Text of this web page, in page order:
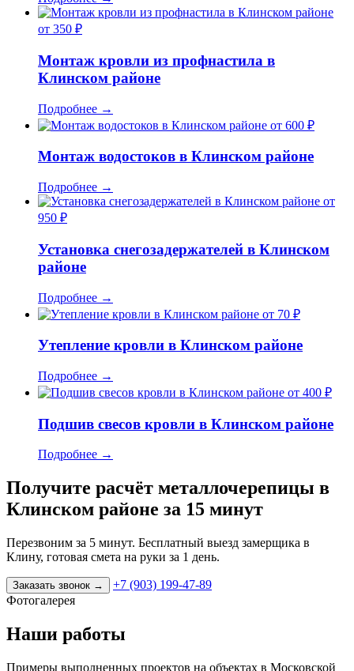
от 350 ₽
Монтаж кровли из профнастила в
Клинском районе
Подробнее →
от 600 ₽
Монтаж водостоков в Клинском районе
Подробнее →
от
950 ₽
Установка снегозадержателей в Клинском
районе
Подробнее →
от 70 ₽
Утепление кровли в Клинском районе
Подробнее →
от 400 ₽
Подшив свесов кровли в Клинском районе
Подробнее →
Получите расчёт металлочерепицы в
Клинском районе за 15 минут
Перезвоним за 5 минут. Бесплатный выезд замерщика в
Клину, готовая смета на руки за 1 день.
Заказать звонок →
+7 (903) 199-47-89
Фотогалерея
Наши работы
Примеры выполненных проектов на объектах в Московской